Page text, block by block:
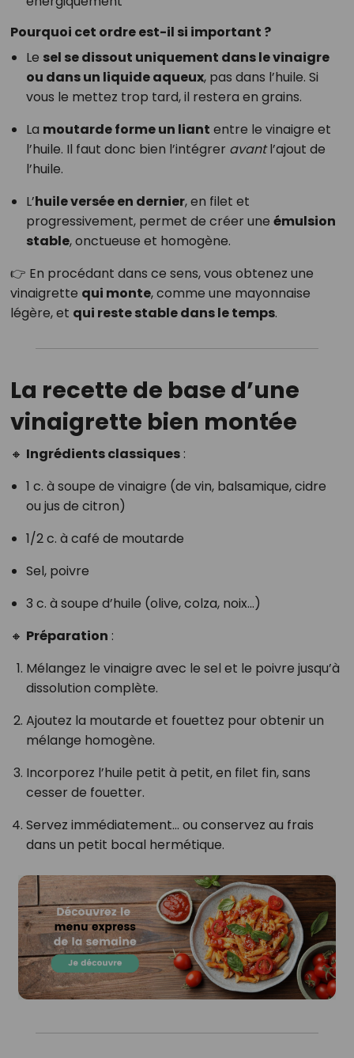
Pourquoi cet ordre est-il si important ?
Le sel se dissout uniquement dans le vinaigre
ou dans un liquide aqueux, pas dans l’huile. Si
vous le mettez trop tard, il restera en grains.
La moutarde forme un liant entre le vinaigre et
l’huile. Il faut donc bien l’intégrer avantl’ajout de
l’huile.
L’huile versée en dernier, en filet et
progressivement, permet de créer une émulsion
stable, onctueuse et homogène.
👉 En procédant dans ce sens, vous obtenez une
vinaigrette qui monte, comme une mayonnaise
légère, et qui reste stable dans le temps.
La recette de base d’une
vinaigrette bien montée
🔸 Ingrédients classiques:
1 c. à soupe de vinaigre (de vin, balsamique, cidre
ou jus de citron)
1/2 c. à café de moutarde
Sel, poivre
3 c. à soupe d’huile (olive, colza, noix…)
🔸 Préparation :
Mélangez le vinaigre avec le sel et le poivre jusqu’à
dissolution complète.
Ajoutez la moutarde et fouettez pour obtenir un
mélange homogène.
Incorporez l’huile petit à petit, en filet fin, sans
cesser de fouetter.
Servez immédiatement… ou conservez au frais
dans un petit bocal hermétique.